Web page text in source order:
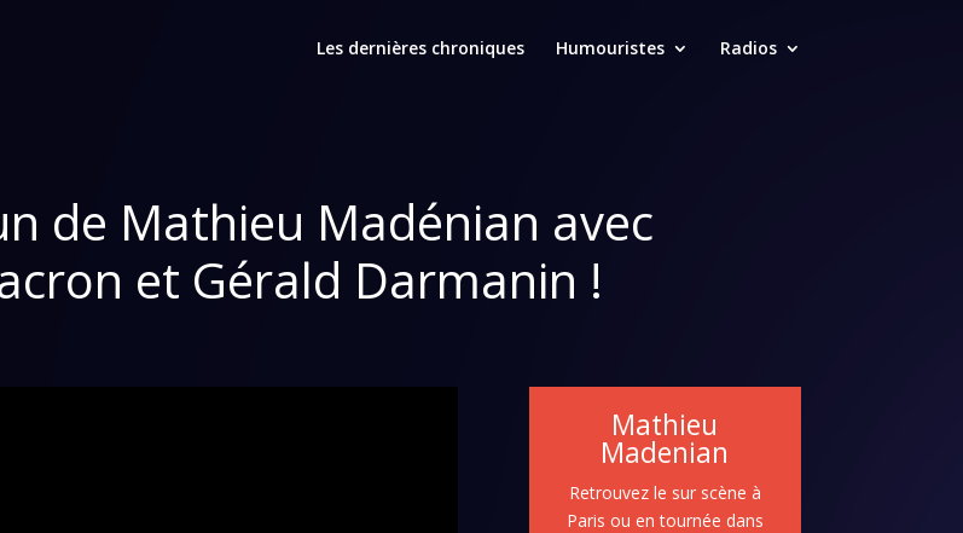
Les dernières chroniques Humouristes Radios
de Mathieu Madénian avec
et Gérald Darmanin !
Mathieu
Madenian
Retrouvez le sur scène à
Paris ou en tournée dans